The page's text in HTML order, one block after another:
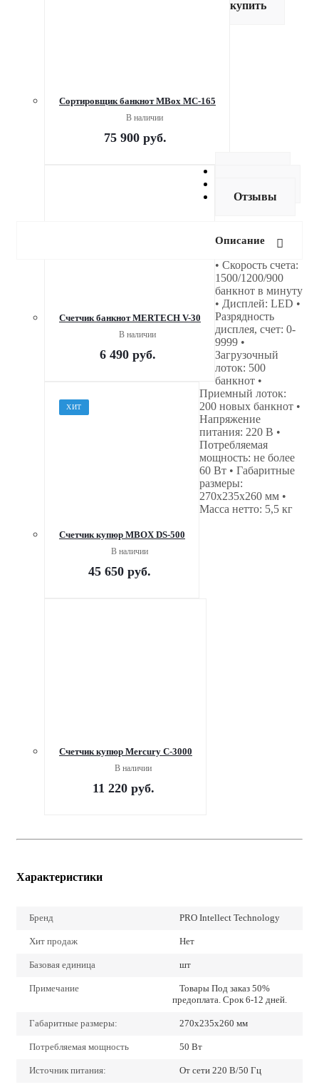
Сортировщик банкнот MBox MC-165
В наличии
75 900руб.
Счетчик банкнот MERTECH V-30
В наличии
6 490руб.
ХИТ
Счетчик купюр MBOX DS-500
В наличии
45 650 руб.
Счетчик купюр Mercury С-3000
В наличии
11 220руб.
купить
Отзывы
Описание
• Скорость счета:
1500/1200/900
банкнот в минуту
• Дисплей: LED •
Разрядность
дисплея, счет: 0-
9999 •
Загрузочный
лоток: 500
банкнот •
Приемный лоток:
200 новых банкнот •
Напряжение
питания: 220 В •
Потребляемая
мощность: не более
60 Вт • Габаритные
размеры:
270х235х260 мм •
Масса нетто: 5,5 кг
Характеристики
Бренд PRO Intellect Technology
Хит продаж Нет
Базовая единица шт
Примечание
Товары Под заказ 50%
предоплата. Срок 6-12 дней.
Габаритные размеры: 270x235x260 мм
Потребляемая мощность 50 Вт
Источник питания: От сети 220 В/50 Гц